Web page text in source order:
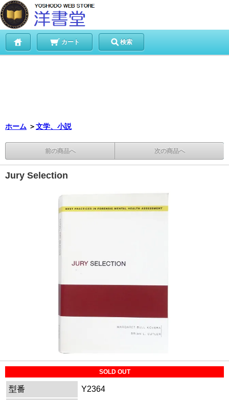
カート 検索
ホーム ＞文学、小説
前の商品へ 次の商品へ
Jury Selection
SOLD OUT
型番
Y2364